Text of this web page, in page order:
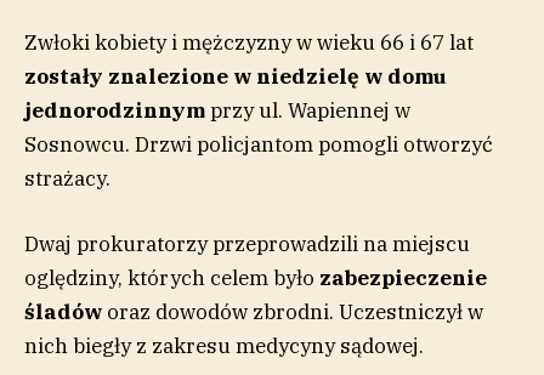
Zwłoki kobiety i mężczyzny w wieku 66 i 67 lat
zostały znalezione w niedzielę w domu
jednorodzinnymprzy ul. Wapiennej w
Sosnowcu. Drzwi policjantom pomogli otworzyć
strażacy.
Dwaj prokuratorzy przeprowadzili na miejscu
oględziny, których celem było zabezpieczenie
śladów oraz dowodów zbrodni. Uczestniczył w
nich biegły z zakresu medycyny sądowej.